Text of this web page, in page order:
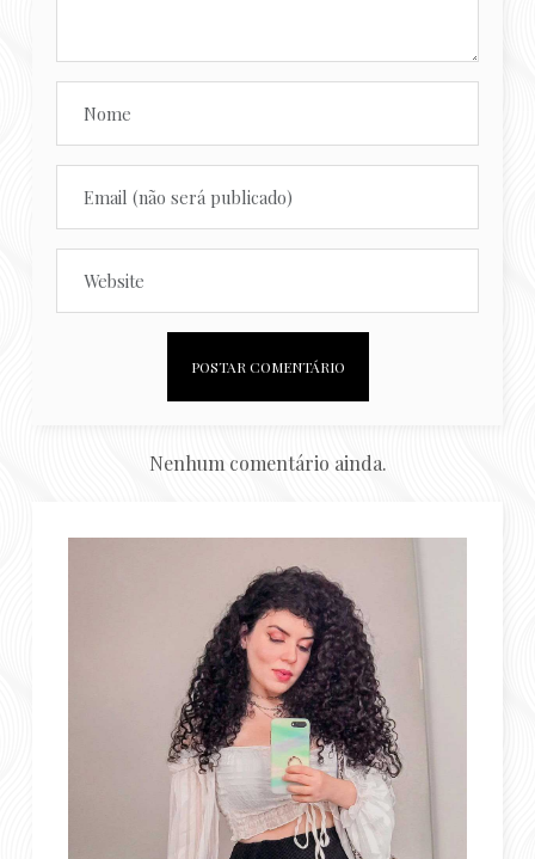
Nenhum comentário ainda.